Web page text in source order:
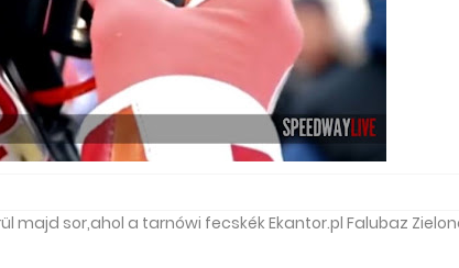
majd sor,ahol a tarnówi fecskék Ekantor.pl Falubaz